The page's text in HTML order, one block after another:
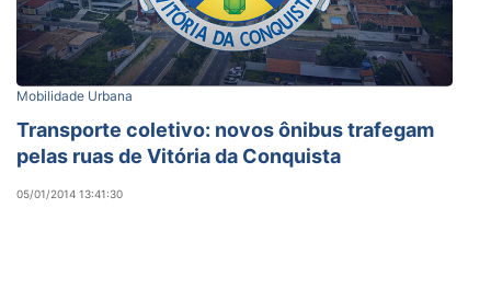
Mobilidade Urbana
Transporte coletivo: novos ônibus trafegam
pelas ruas de Vitória da Conquista
05/01/2014 13:41:30